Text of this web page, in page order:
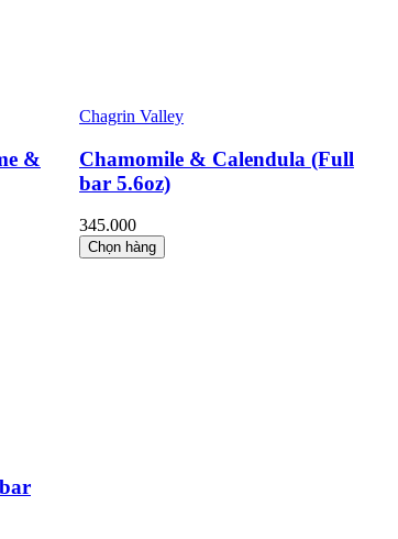
&
Chagrin Valley
Chamomile & Calendula (Full
bar 5.6oz)
345.000
Chọn hàng